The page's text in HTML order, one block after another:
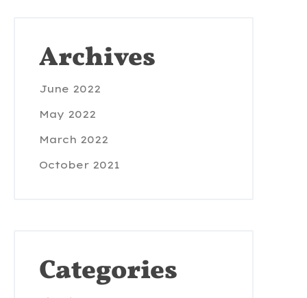
Archives
June 2022
May 2022
March 2022
October 2021
Categories